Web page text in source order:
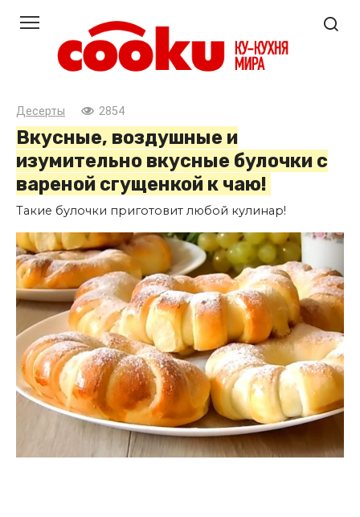
контенту
Десерты 2854
Вкусные, воздушные и
изумительно вкусные булочки с
вареной сгущенкой к чаю!
Такие булочки приготовит любой кулинар!